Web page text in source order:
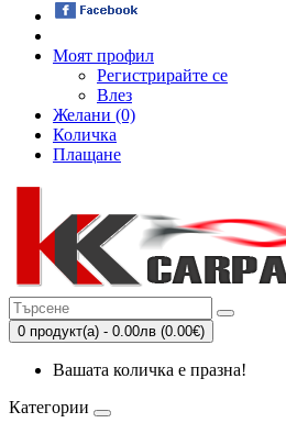
Моят профил
Регистрирайте се
Влез
Желани (0)
Количка
Плащане
0 продукт(а) - 0.00лв (0.00€)
Вашата количка е празна!
Категории